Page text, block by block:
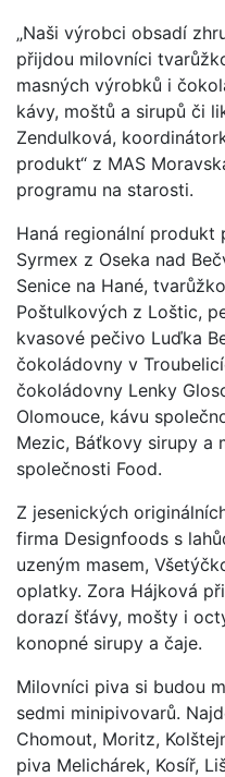
„Naši výrobci obsadí
přijdou milovníci
masných výrobků i
kávy, moštů a sirupů či
Zendulková,
produkt“ z MAS
programu na starosti.
Haná regionální
Syrmex z Oseka nad
Senice na Hané,
Poštulkových z Loštic,
kvasové pečivo Luďka
čokoládovny v
čokoládovny Lenky
Olomouce, kávu
Mezic, Báťkovy sirupy a
společnosti Food.
Z jesenických
firma Designfoods s
uzeným masem,
oplatky. Zora Hájková
dorazí šťávy, mošty i
konopné sirupy a čaje.
Milovníci piva si budou
sedmi minipivovarů.
Chomout, Moritz,
piva Melichárek, Kosíř,